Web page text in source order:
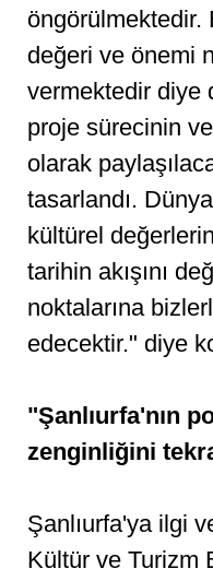
öngörülmektedir.
değeri ve önemi
vermektedir diye
proje sürecinin ve
olarak
tasarlandı.
kültürel
tarihin akışını
noktalarına
edecektir." diye
"Şanlıurfa'nın
zenginliğini
Şanlıurfa'ya ilgi
Kültür ve Turizm